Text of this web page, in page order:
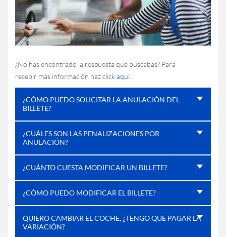
¿No has encontrado la respuesta que buscabas? Para
recebir más información haz click aquí
¿CÓMO PUEDO SOLICITAR LA ANULACIÓN DEL
BILLETE?
¿CUÁLES SON LAS PENALIZACIONES POR
ANULACIÓN?
¿CUÁNTO CUESTA MODIFICAR UN BILLETE?
¿CÓMO PUEDO MODIFICAR EL BILLETE?
QUIERO CAMBIAR EL COCHE, ¿TENGO QUE PAGAR LA
VARIACIÓN?